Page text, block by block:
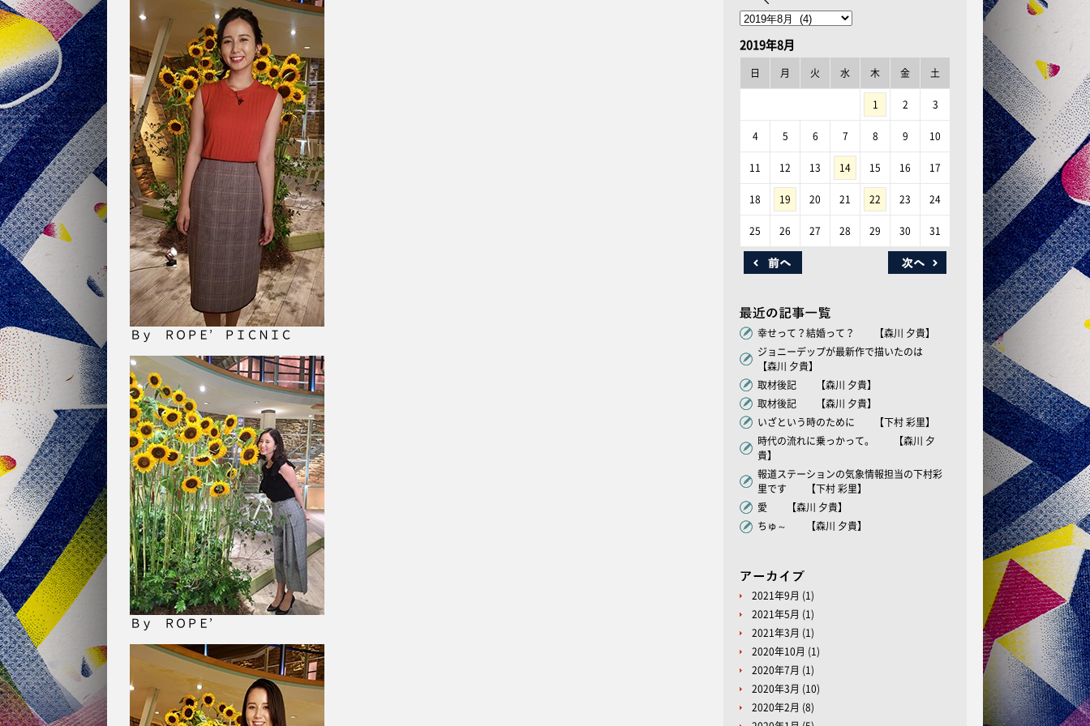
Ｂｙ ＲＯＰＥ’ ＰＩＣＮＩＣ
Ｂｙ ＲＯＰＥ’
2019年8月
日 月 火 水 木 金 土
1 2 3
4 5 6 7 8 9 10
11 12 13 14 15 16 17
18 19 20 21 22 23 24
25 26 27 28 29 30 31
幸せって？結婚って？ 【森川 夕貴】
ジョニーデップが最新作で描いたのは
【森川 夕貴】
取材後記 【森川 夕貴】
取材後記 【森川 夕貴】
いざという時のために 【下村 彩里】
時代の流れに乗っかって。 【森川 夕
貴】
報道ステーションの気象情報担当の下村彩
里です 【下村 彩里】
愛 【森川 夕貴】
ちゅ～ 【森川 夕貴】
2021年9月 (1)
2021年5月 (1)
2021年3月 (1)
2020年10月 (1)
2020年7月 (1)
2020年3月 (10)
2020年2月 (8)